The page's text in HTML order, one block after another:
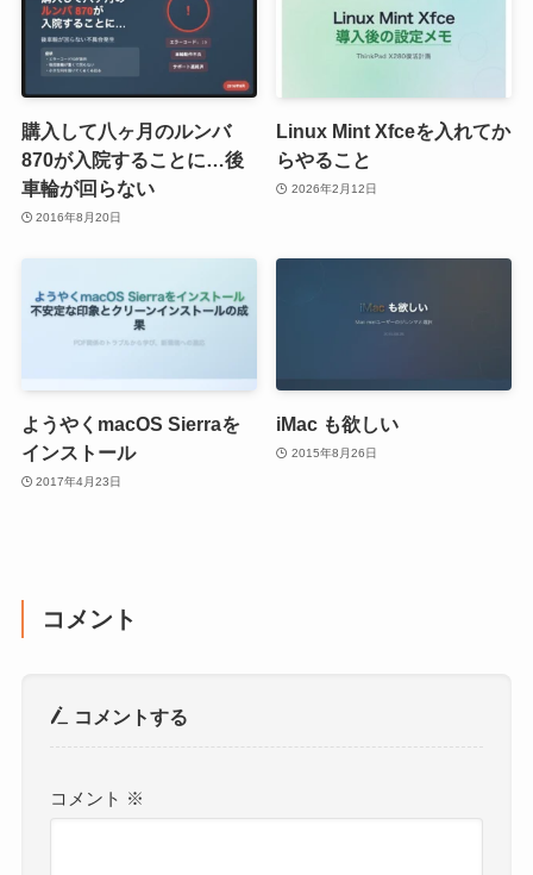
購入して八ヶ月のルンバ
870が入院することに…後
車輪が回らない
2016年8月20日
Linux Mint Xfceを入れてか
らやること
2026年2月12日
ようやくmacOS Sierraを
インストール
2017年4月23日
iMac も欲しい
2015年8月26日
コメント
コメントする
コメント ※